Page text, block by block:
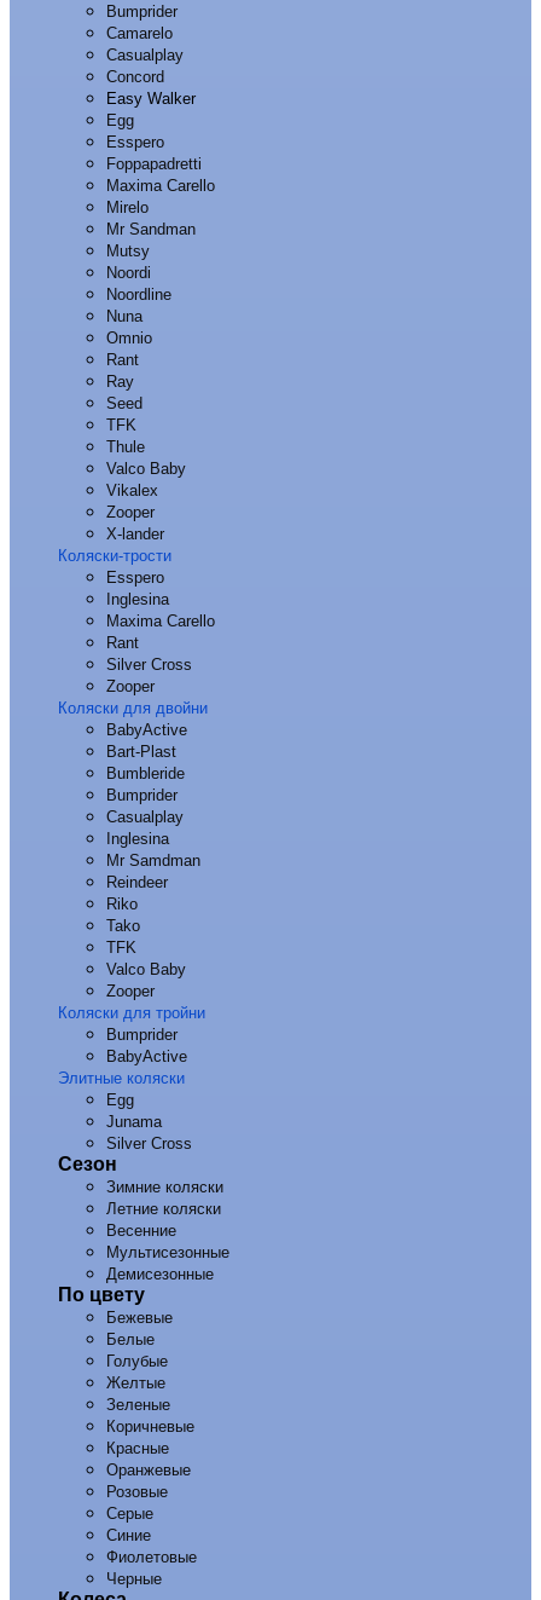
Bumprider
Camarelo
Casualplay
Concord
Easy Walker
Egg
Esspero
Foppapadretti
Maxima Carello
Mirelo
Mr Sandman
Mutsy
Noordi
Noordline
Nuna
Omnio
Rant
Ray
Seed
TFK
Thule
Valco Baby
Vikalex
Zooper
X-lander
Коляски-трости
Esspero
Inglesina
Maxima Carello
Rant
Silver Cross
Zooper
Коляски для двойни
BabyActive
Bart-Plast
Bumbleride
Bumprider
Casualplay
Inglesina
Mr Samdman
Reindeer
Riko
Tako
TFK
Valco Baby
Zooper
Коляски для тройни
Bumprider
BabyActive
Элитные коляски
Egg
Junama
Silver Cross
Сезон
Зимние коляски
Летние коляски
Весенние
Мультисезонные
Демисезонные
По цвету
Бежевые
Белые
Голубые
Желтые
Зеленые
Коричневые
Красные
Оранжевые
Розовые
Серые
Синие
Фиолетовые
Черные